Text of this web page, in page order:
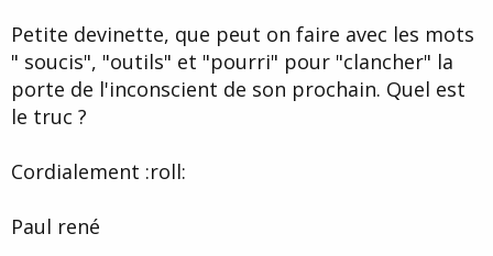
Petite devinette, que peut on faire avec les mots
" soucis", "outils" et "pourri" pour "clancher" la
porte de l'inconscient de son prochain. Quel est
le truc ?
Cordialement :roll:
Paul rené